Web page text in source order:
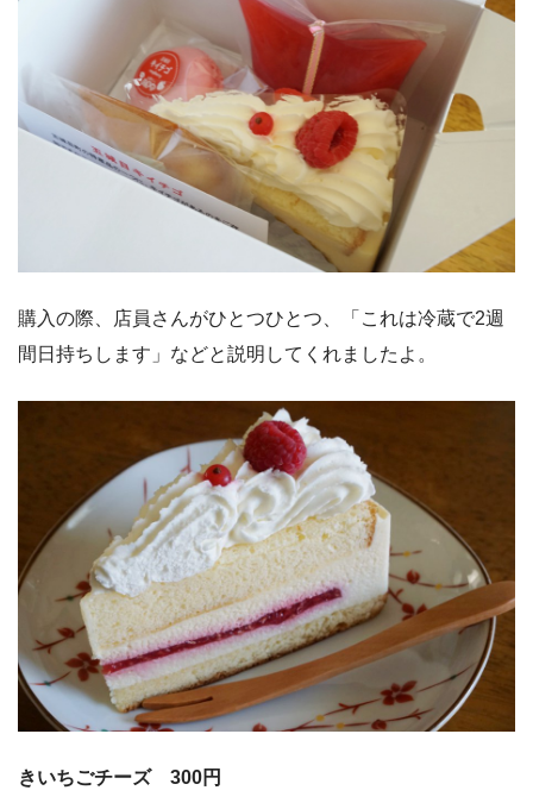
購入の際、店員さんがひとつひとつ、「これは冷蔵で2週
間日持ちします」などと説明してくれましたよ。
きいちごチーズ 300円